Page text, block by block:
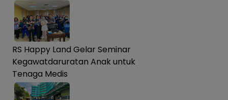
RS Happy Land Gelar Seminar
Kegawatdaruratan Anak untuk
Tenaga Medis